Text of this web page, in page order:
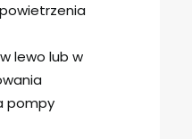
lewo lub w
pompy